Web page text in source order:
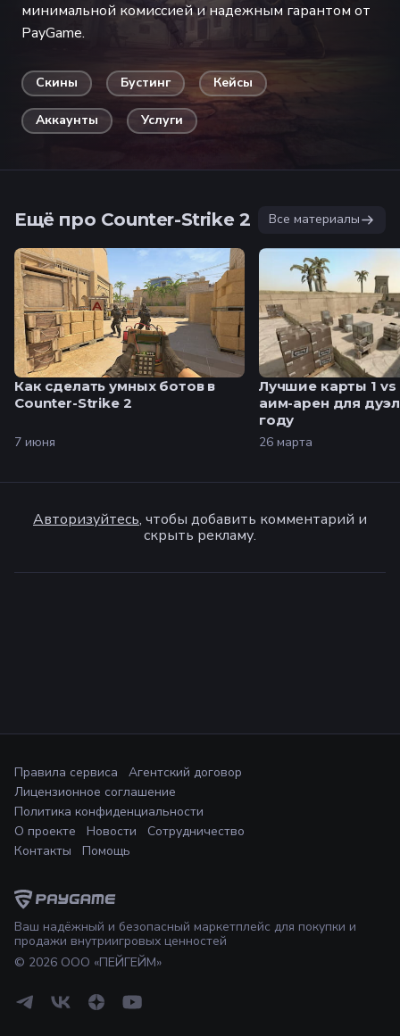
минимальной комиссией и надежным гарантом от
PayGame.
Скины Бустинг Кейсы
Аккаунты Услуги
Ещё про Counter-Strike 2 Все материалы
Как сделать умных ботов в
Counter-Strike 2
7 июня
Лучшие карты 1 vs
аим-арен для
году
26 марта
Авторизуйтесь, чтобы добавить комментарий и
скрыть рекламу.
Ваш надёжный и безопасный маркетплейс для покупки и
продажи внутриигровых ценностей
© 2026 ООО «ПЕЙГЕЙМ»
Правила сервиса
Агентский договор
Лицензионное соглашение
Политика конфиденциальности
О проекте
Новости
Сотрудничество
Контакты
Помощь